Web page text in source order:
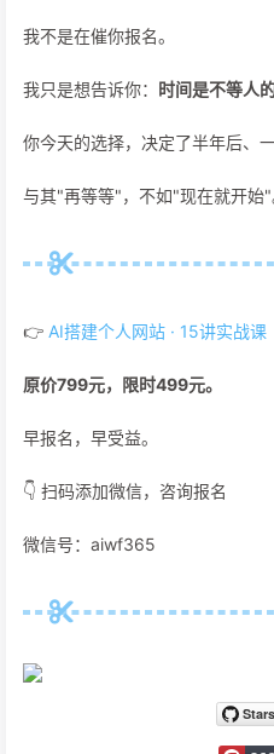
我不是在催你报名。
我只是想告诉你： 时间是不等人的
你今天的选择，决定了半年后、
与其"再等等"，不如"现在就开始"
👉 AI搭建个人网站 · 15讲实战课
原价799元，限时499元。
早报名，早受益。
👇 扫码添加微信，咨询报名
微信号：aiwf365